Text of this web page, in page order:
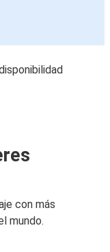
con más
mundo.